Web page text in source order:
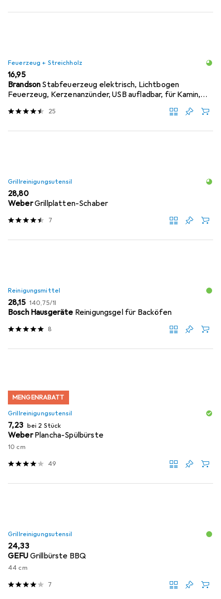
Feuerzeug + Streichholz
EUR
16,95
Brandson Stabfeuerzeug elektrisch, Lichtbogen
Feuerzeug, Kerzenanzünder, USB aufladbar, für Kamin,
25
Grillreinigungsutensil
EUR
28,80
WeberGrillplatten-Schaber
7
Reinigungsmittel
EUR
28,15 EUR
140,75/1l
Bosch Hausgeräte Reinigungsgel für Backöfen
8
MENGENRABATT
Grillreinigungsutensil
EUR
7,23 bei 2 Stück
Weber Plancha-Spülbürste
10 cm
49
Grillreinigungsutensil
EUR
24,33
GEFU Grillbürste BBQ
44 cm
7